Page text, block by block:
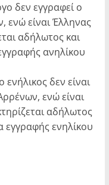
δεν εγγραφεί ο
είναι Έλληνας
αδήλωτος και
ανηλίκου
δεν είναι
ενώ είναι
αδήλωτος
εγγραφής ενηλίκου